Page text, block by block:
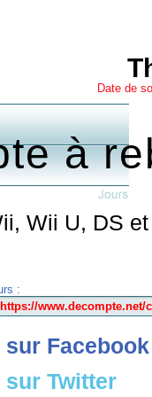
Date de
à
Wii U, DS
:
Facebook
Twitter